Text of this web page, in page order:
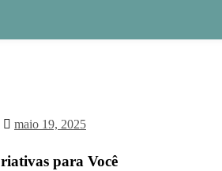
maio 19, 2025
para Você